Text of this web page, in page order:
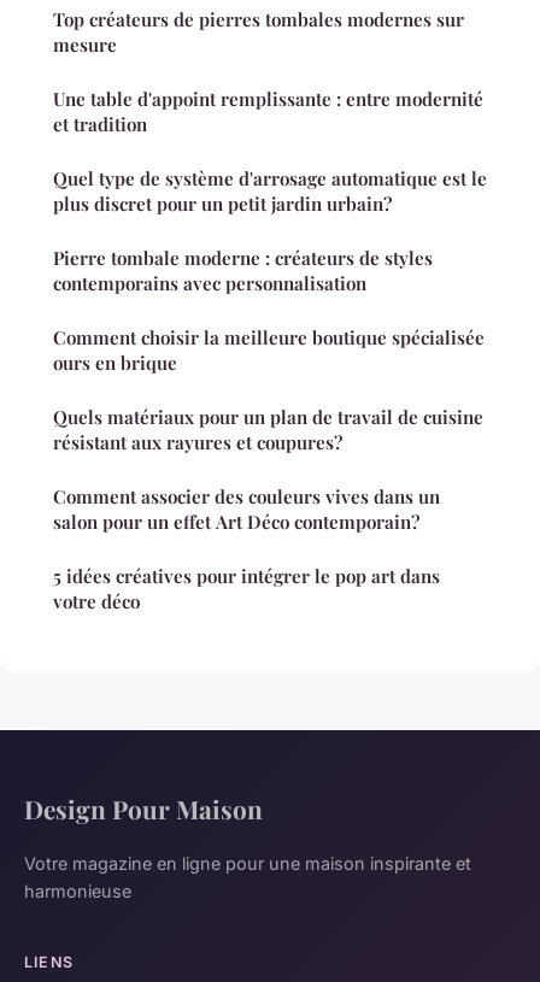
Top créateurs de pierres tombales modernes sur
mesure
Une table d'appoint remplissante : entre modernité
et tradition
Quel type de système d'arrosage automatique est le
plus discret pour un petit jardin urbain?
Pierre tombale moderne : créateurs de styles
contemporains avec personnalisation
Comment choisir la meilleure boutique spécialisée
ours en brique
Quels matériaux pour un plan de travail de cuisine
résistant aux rayures et coupures?
Comment associer des couleurs vives dans un
salon pour un effet Art Déco contemporain?
5 idées créatives pour intégrer le pop art dans
votre déco
Design Pour Maison
Votre magazine en ligne pour une maison inspirante et
harmonieuse
LIENS